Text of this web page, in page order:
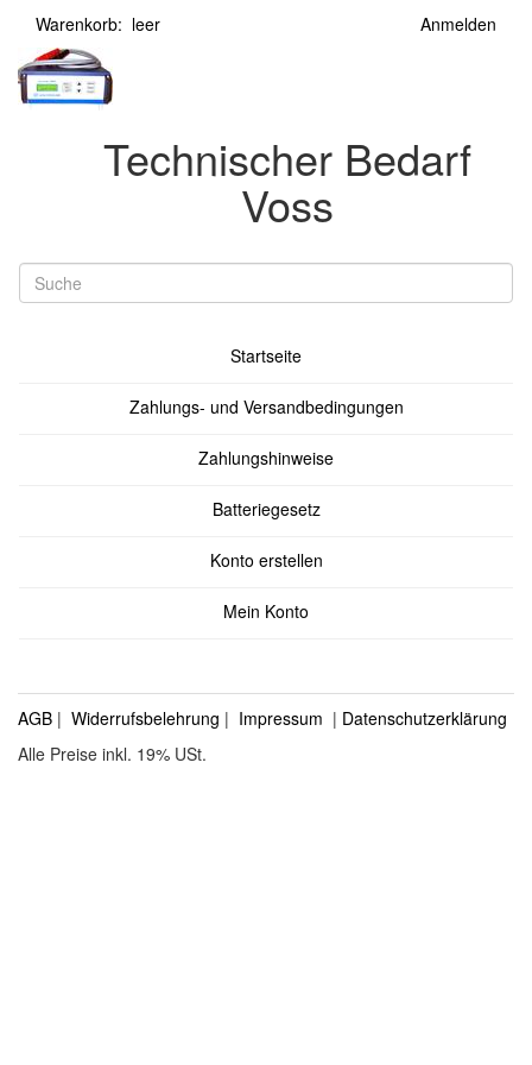
Warenkorb: leer Anmelden
Technischer Bedarf
Voss
Startseite
Zahlungs- und Versandbedingungen
Zahlungshinweise
Batteriegesetz
Konto erstellen
Mein Konto
AGB | Widerrufsbelehrung | Impressum | Datenschutzerklärung
Alle Preise inkl. 19% USt.